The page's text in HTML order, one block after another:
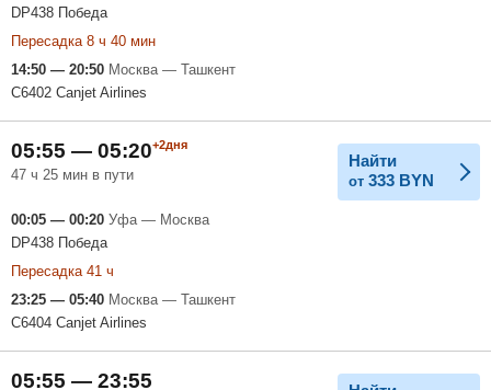
DP438 Победа
Пересадка 8 ч 40 мин
14:50 — 20:50 Москва — Ташкент
C6402 Canjet Airlines
05:55 — 05:20+2дня
47 ч 25 мин в пути
Найти
от 333 BYN
00:05 — 00:20 Уфа — Москва
DP438 Победа
Пересадка 41 ч
23:25 — 05:40 Москва — Ташкент
C6404 Canjet Airlines
05:55 — 23:55